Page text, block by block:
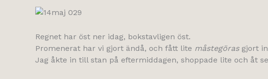
Regnet har öst ner idag, bokstavligen öst.
Promenerat har vi gjort ändå, och fått lite måstegöras gjort
Jag åkte in till stan på eftermiddagen, shoppade lite och åt